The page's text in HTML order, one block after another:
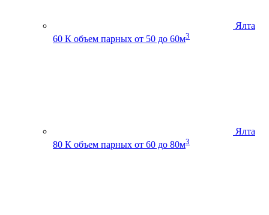
Ялта
60 К объем парных от 50 до 60м3
Ялта
80 К объем парных от 60 до 80м3